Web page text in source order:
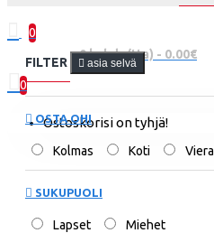
0
0 kohde(tta) - 0.00€
0
Ostoskorisi on tyhjä!
FILTER asia selvä
OSTA OHI
Kolmas Koti Viera
SUKUPUOLI
Lapset Miehet